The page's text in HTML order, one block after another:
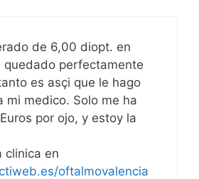
de 6,00 diopt. en
quedado perfectamente
es asçi que le hago
mi medico. Solo me ha
por ojo, y estoy la
clinica en
oftalmovalencia